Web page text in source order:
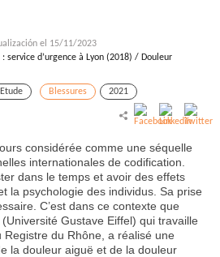
el 15/11/2023
: service d’urgence à Lyon (2018) / Douleur
Etude Blessures 2021
considérée comme une séquelle
internationales de codification.
dans le temps et avoir des effets
la psychologie des individus. Sa prise
C’est dans ce contexte que
(Université Gustave Eiffel) qui travaille
Registre du Rhône, a réalisé une
la douleur aiguë et de la douleur